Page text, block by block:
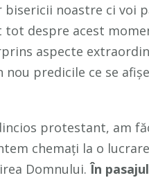
noastre ci voi
tot despre acest
aspecte
predicile ce se
protestant, am
chemați la o
Domnului. În